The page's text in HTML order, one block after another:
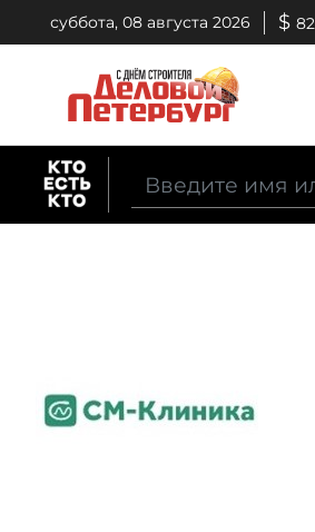
суббота, 08 августа 2026 $